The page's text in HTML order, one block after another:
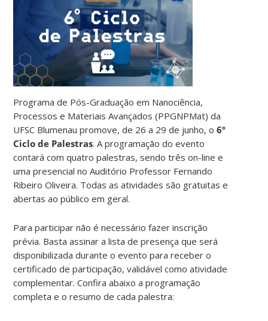
Programa de Pós-Graduação em Nanociência,
Processos e Materiais Avançados (PPGNPMat) da
UFSC Blumenau promove, de 26 a 29 de junho, o6º
Ciclo de Palestras. A programação do evento
contará com quatro palestras, sendo três on-line e
uma presencial no Auditório Professor Fernando
Ribeiro Oliveira. Todas as atividades são gratuitas e
abertas ao público em geral.
Para participar não é necessário fazer inscrição
prévia. Basta assinar a lista de presença que será
disponibilizada durante o evento para receber o
certificado de participação, validável como atividade
complementar. Confira abaixo a programação
completa e o resumo de cada palestra: